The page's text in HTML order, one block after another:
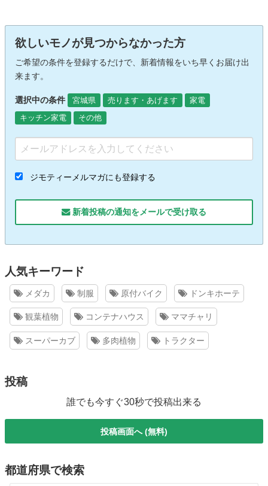
欲しいモノが見つからなかった方
ご希望の条件を登録するだけで、新着情報をいち早くお届け出
来ます。
選択中の条件 宮城県 売ります・あげます
家電
キッチン家電
その他
ジモティーメルマガにも登録する
新着投稿の通知をメールで受け取る
人気キーワード
メダカ 制服 原付バイク ドンキホーテ
観葉植物 コンテナハウス ママチャリ
スーパーカブ 多肉植物 トラクター
投稿
誰でも今すぐ30秒で投稿出来る
投稿画面へ (無料)
都道府県で検索